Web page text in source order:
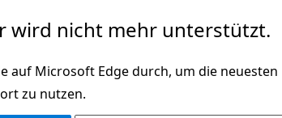
wird nicht mehr unterstützt.
auf Microsoft Edge durch, um die
zu nutzen.